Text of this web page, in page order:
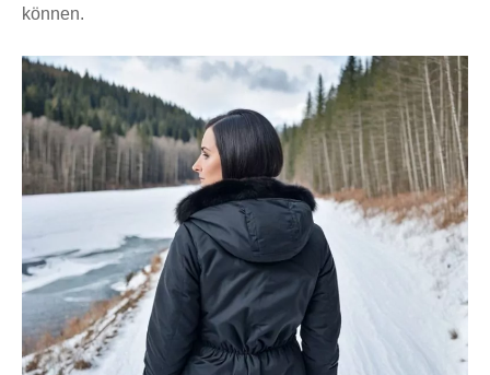
können.